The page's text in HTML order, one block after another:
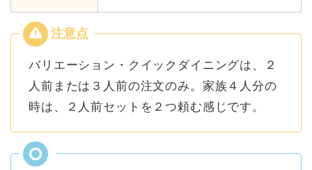
バリエーション・クイックダイニングは、２
人前または３人前の注文のみ。家族４人分の
時は、２人前セットを２つ頼む感じです。